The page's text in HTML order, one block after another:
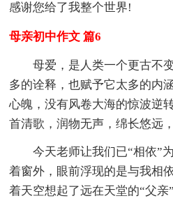
感谢您给了我整个世界!
母亲初中作文 篇6
母爱，是人类一个更古不变
多的诠释，也赋予它太多的内
心魄，没有风卷大海的惊波逆
首清歌，润物无声，绵长悠
今天老师让我们已“相依”为
着窗外，眼前浮现的是与我相
着天空想起了远在天堂的“父